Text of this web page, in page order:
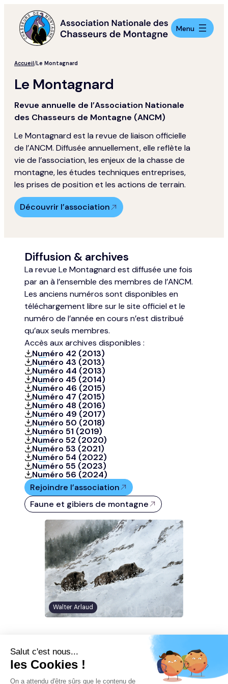
contenu
Menu
Accueil/Le Montagnard
Le Montagnard
Revue annuelle de l’Association Nationale
des Chasseurs de Montagne (ANCM)
Le Montagnard est la revue de liaison officielle
de l’ANCM. Diffusée annuellement, elle reflète la
vie de l’association, les enjeux de la chasse de
montagne, les études techniques entreprises,
les prises de position et les actions de terrain.
Découvrir l’association
Diffusion & archives
La revue Le Montagnard est diffusée une fois
par an à l’ensemble des membres de l’ANCM.
Les anciens numéros sont disponibles en
téléchargement libre sur le site officiel et le
numéro de l’année en cours n’est distribué
qu’aux seuls membres.
Accès aux archives disponibles :
Numéro 42 (2013)
Numéro 43 (2013)
Numéro 44 (2013)
Numéro 45 (2014)
Numéro 46 (2015)
Numéro 47 (2015)
Numéro 48 (2016)
Numéro 49 (2017)
Numéro 50 (2018)
Numéro 51 (2019)
Numéro 52 (2020)
Numéro 53 (2021)
Numéro 54 (2022)
Numéro 55 (2023)
Numéro 56 (2024)
Rejoindre l’association
Faune et gibiers de montagne
Walter Arlaud